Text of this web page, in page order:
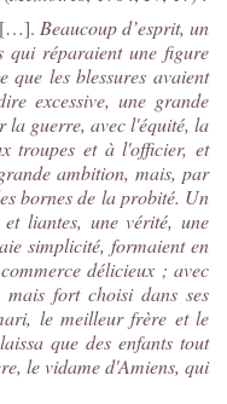
[…]. Beaucoup d’esprit, un
qui réparaient une figure
que les blessures avaient
excessive, une grande
la guerre, avec l'équité, la
troupes et à l'officier, et
ambition, mais, par
bornes de la probité. Un
liantes, une vérité, une
simplicité, formaient en
délicieux ; avec
fort choisi dans ses
le meilleur frère et le
que des enfants tout
le vidame d'Amiens, qui